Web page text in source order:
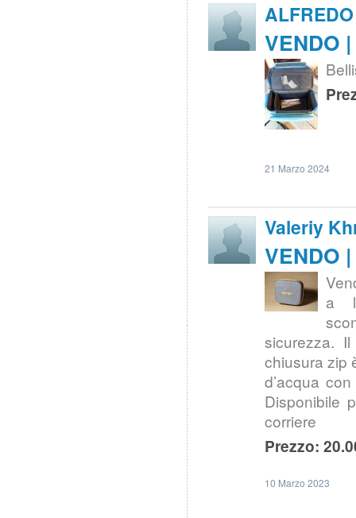
VENDO
21 Marzo 2024
Valeriy
VENDO
a
sicurezza.
chiusura zip
d’acqua
Disponibile
corriere
Prezzo:
10 Marzo 2023